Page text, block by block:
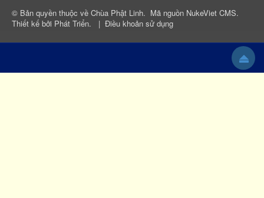
© Bản quyền thuộc về Chùa Phật Linh. Mã nguồn NukeViet CMS.
Thiết kế bởi Phát Triển. | Điều khoản sử dụng